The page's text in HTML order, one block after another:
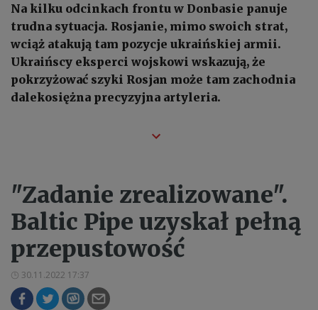
Na kilku odcinkach frontu w Donbasie panuje
trudna sytuacja. Rosjanie, mimo swoich strat,
wciąż atakują tam pozycje ukraińskiej armii.
Ukraińscy eksperci wojskowi wskazują, że
pokrzyżować szyki Rosjan może tam zachodnia
dalekosiężna precyzyjna artyleria.
"Zadanie zrealizowane".
Baltic Pipe uzyskał pełną
przepustowość
30.11.2022 17:37